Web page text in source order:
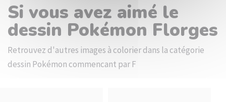
Si vous avez aimé le
dessin Pokémon Florges
Retrouvez d'autres images à colorier dans la catégorie
dessin Pokémon commencant par F